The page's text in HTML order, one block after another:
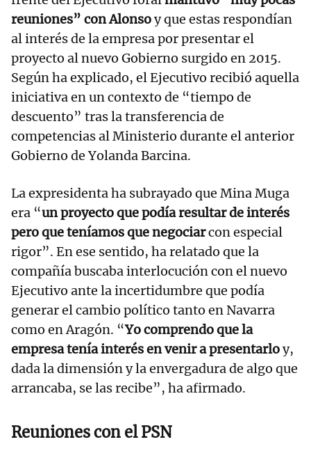
reuniones” con Alonsoy que estas respondían
al interés de la empresa por presentar el
proyecto al nuevo Gobierno surgido en 2015.
Según ha explicado, el Ejecutivo recibió aquella
iniciativa en un contexto de “tiempo de
descuento” tras la transferencia de
competencias al Ministerio durante el anterior
Gobierno de Yolanda Barcina.
La expresidenta ha subrayado que Mina Muga
era “un proyecto que podía resultar de interés
pero que teníamos que negociarcon especial
rigor”. En ese sentido, ha relatado que la
compañía buscaba interlocución con el nuevo
Ejecutivo ante la incertidumbre que podía
generar el cambio político tanto en Navarra
como en Aragón. “Yo comprendo que la
empresa tenía interés en venir a presentarloy,
dada la dimensión y la envergadura de algo que
arrancaba, se las recibe”, ha afirmado.
Reuniones con el PSN